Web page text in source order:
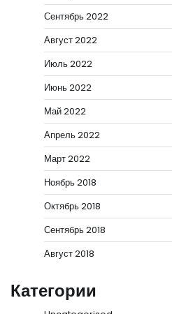
Сентябрь 2022
Август 2022
Июль 2022
Июнь 2022
Май 2022
Апрель 2022
Март 2022
Ноябрь 2018
Октябрь 2018
Сентябрь 2018
Август 2018
Категории